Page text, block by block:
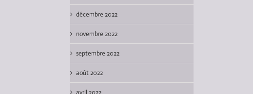
décembre 2022
novembre 2022
septembre 2022
août 2022
avril 2022